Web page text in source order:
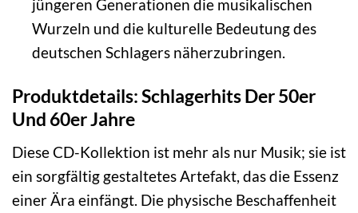
jüngeren Generationen die musikalischen
Wurzeln und die kulturelle Bedeutung des
deutschen Schlagers näherzubringen.
Produktdetails: Schlagerhits Der 50er
Und 60er Jahre
Diese CD-Kollektion ist mehr als nur Musik; sie ist
ein sorgfältig gestaltetes Artefakt, das die Essenz
einer Ära einfängt. Die physische Beschaffenheit